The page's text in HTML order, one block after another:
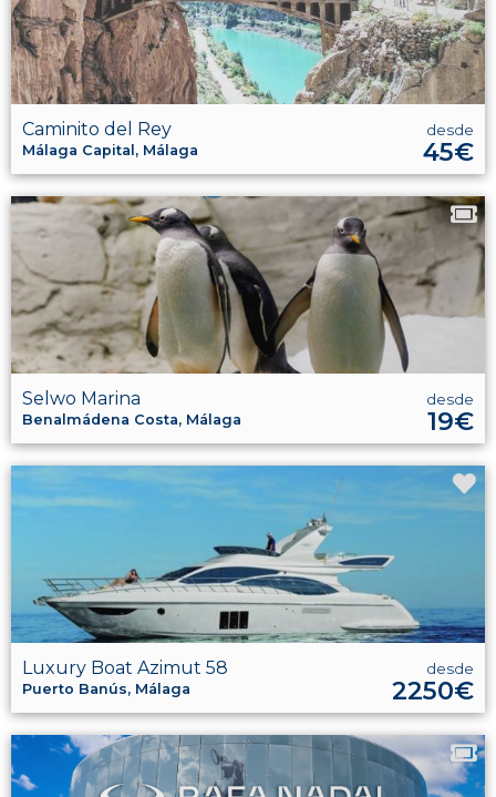
Caminito del Rey
Málaga Capital, Málaga
desde
45€
Selwo Marina
Benalmádena Costa, Málaga
desde
19€
Luxury Boat Azimut 58
Puerto Banús, Málaga
desde
2250€